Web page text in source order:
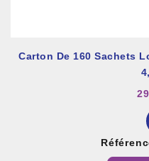
Carton De 160 Sachets